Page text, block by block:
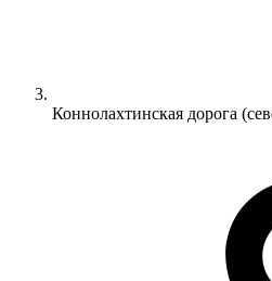
Коннолахтинская дорога